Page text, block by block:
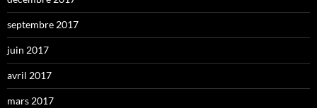
septembre 2017
juin 2017
avril 2017
mars 2017